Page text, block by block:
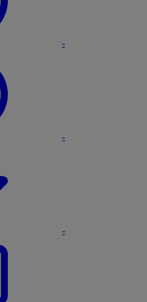
-
-
-